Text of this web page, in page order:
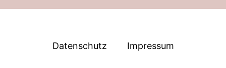
Datenschutz Impressum